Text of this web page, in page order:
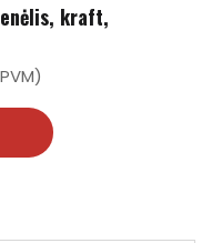
kraft,